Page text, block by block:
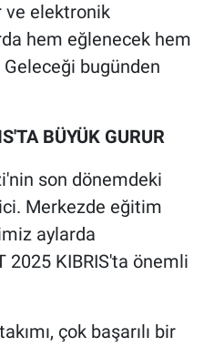
ve elektronik
hem eğlenecek hem
bugünden
BÜYÜK GURUR
son dönemdeki
Merkezde eğitim
aylarda
2025 KIBRIS'ta önemli
çok başarılı bir